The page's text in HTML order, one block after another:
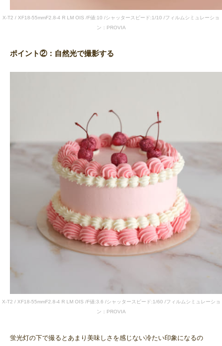
X-T2 / XF18-55mmF2.8-4 R LM OIS /F値:10 /シャッタースピード:1/10 /フィルムシミュレーショ
ン：PROVIA
ポイント②：自然光で撮影する
X-T2 / XF18-55mmF2.8-4 R LM OIS /F値:3.6 /シャッタースピード:1/60 /フィルムシミュレーショ
ン：PROVIA
蛍光灯の下で撮るとあまり美味しさを感じない冷たい印象になるの